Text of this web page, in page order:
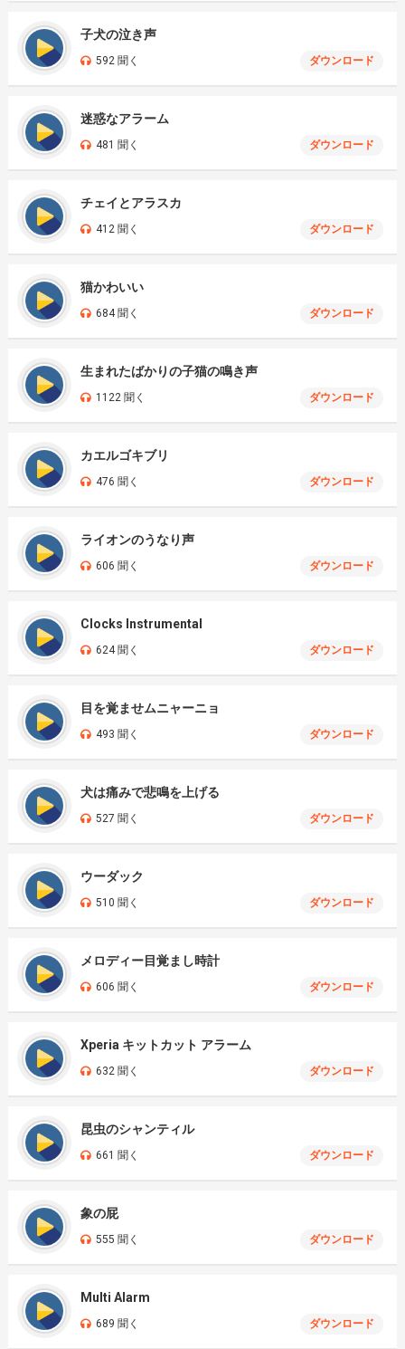
子犬の泣き声
592 聞く ダウンロード
迷惑なアラーム
481 聞く ダウンロード
チェイとアラスカ
412 聞く ダウンロード
猫かわいい
684 聞く ダウンロード
生まれたばかりの子猫の鳴き声
1122 聞く ダウンロード
カエルゴキブリ
476 聞く ダウンロード
ライオンのうなり声
606 聞く ダウンロード
Clocks Instrumental
624 聞く ダウンロード
目を覚ませムニャーニョ
493 聞く ダウンロード
犬は痛みで悲鳴を上げる
527 聞く ダウンロード
ウーダック
510 聞く ダウンロード
メロディー目覚まし時計
606 聞く ダウンロード
Xperia キットカット アラーム
632 聞く ダウンロード
昆虫のシャンティル
661 聞く ダウンロード
象の屁
555 聞く ダウンロード
Multi Alarm
689 聞く ダウンロード